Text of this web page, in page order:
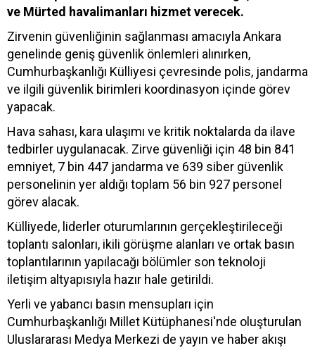
ve Mürted havalimanları hizmet verecek.
Zirvenin güvenliğinin sağlanması amacıyla Ankara
genelinde geniş güvenlik önlemleri alınırken,
Cumhurbaşkanlığı Külliyesi çevresinde polis, jandarma
ve ilgili güvenlik birimleri koordinasyon içinde görev
yapacak.
Hava sahası, kara ulaşımı ve kritik noktalarda da ilave
tedbirler uygulanacak. Zirve güvenliği için 48 bin 841
emniyet, 7 bin 447 jandarma ve 639 siber güvenlik
personelinin yer aldığı toplam 56 bin 927 personel
görev alacak.
Külliyede, liderler oturumlarının gerçekleştirileceği
toplantı salonları, ikili görüşme alanları ve ortak basın
toplantılarının yapılacağı bölümler son teknoloji
iletişim altyapısıyla hazır hale getirildi.
Yerli ve yabancı basın mensupları için
Cumhurbaşkanlığı Millet Kütüphanesi'nde oluşturulan
Uluslararası Medya Merkezi de yayın ve haber akışı